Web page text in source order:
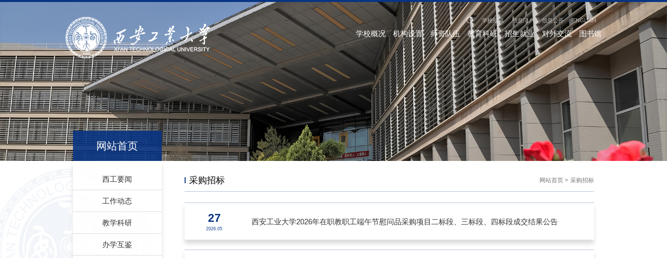
学校邮箱 信息门户 信息公开 ENGLISH
学校概况 机构设置 师资队伍 教育科研 招生就业 对外交流 图书馆
网站首页
西工要闻
工作动态
教学科研
办学互鉴
采购招标 网站首页 > 采购招标
西安工业大学2026年在职教职工端午节慰问品采购项目二标段、三标段、四标段成交结果公告
27
2026.05